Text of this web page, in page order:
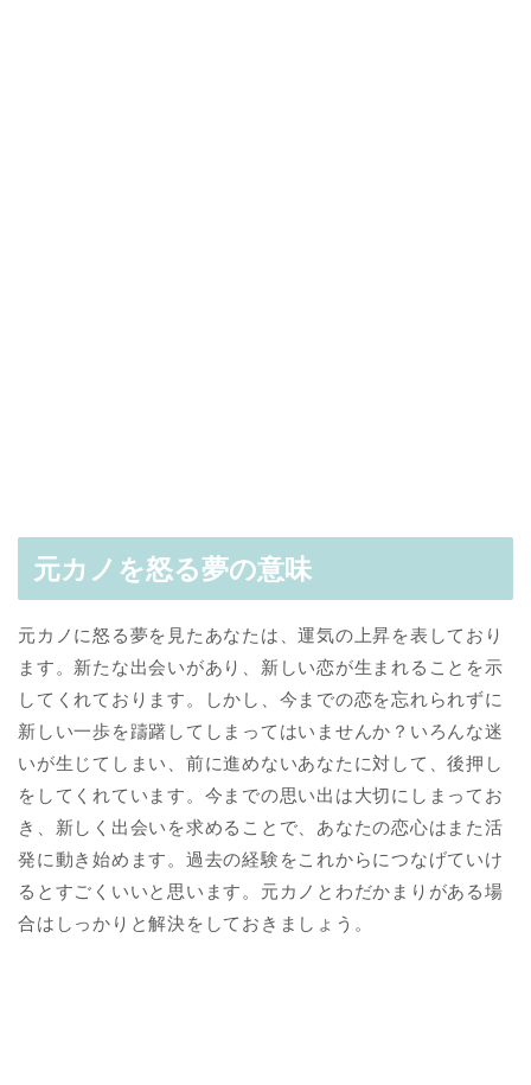
元カノを怒る夢の意味
元カノに怒る夢を見たあなたは、運気の上昇を表しており
ます。新たな出会いがあり、新しい恋が生まれることを示
してくれております。しかし、今までの恋を忘れられずに
新しい一歩を躊躇してしまってはいませんか？いろんな迷
いが生じてしまい、前に進めないあなたに対して、後押し
をしてくれています。今までの思い出は大切にしまってお
き、新しく出会いを求めることで、あなたの恋心はまた活
発に動き始めます。過去の経験をこれからにつなげていけ
るとすごくいいと思います。元カノとわだかまりがある場
合はしっかりと解決をしておきましょう。